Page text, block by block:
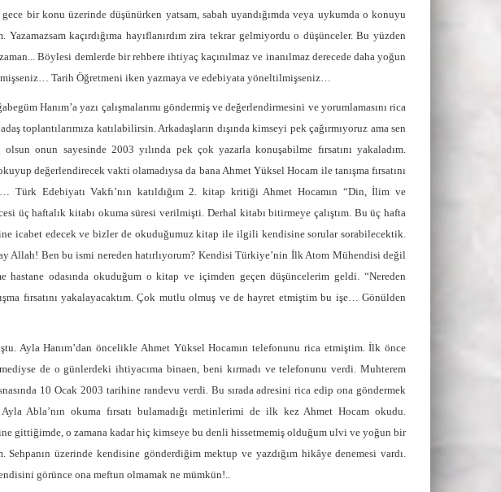
bir konu üzerinde düşünürken yatsam, sabah uyandığımda veya uykumda o konuyu
kaçırdığıma hayıflanırdım zira tekrar gelmiyordu o düşünceler. Bu yüzden
Böylesi demlerde bir rehbere ihtiyaç kaçınılmaz ve inanılmaz derecede daha yoğun
Tarih Öğretmeni iken yazmaya ve edebiyata yöneltilmişseniz…
Hanım’a yazı çalışmalarımı göndermiş ve değerlendirmesini ve yorumlamasını rica
toplantılarımıza katılabilirsin. Arkadaşların dışında kimseyi pek çağırmıyoruz ama sen
onun sayesinde 2003 yılında pek çok yazarla konuşabilme fırsatını yakaladım.
değerlendirecek vakti olamadıysa da bana Ahmet Yüksel Hocam ile tanışma fırsatını
Türk Edebiyatı Vakfı’nın katıldığım 2. kitap kritiği Ahmet Hocamın “Din, İlim ve
üç haftalık kitabı okuma süresi verilmişti. Derhal kitabı bitirmeye çalıştım. Bu üç hafta
icabet edecek ve bizler de okuduğumuz kitap ile ilgili kendisine sorular sorabilecektik.
Allah! Ben bu ismi nereden hatırlıyorum? Kendisi Türkiye’nin İlk Atom Mühendisi değil
odasında okuduğum o kitap ve içimden geçen düşüncelerim geldi. “Nereden
fırsatını yakalayacaktım. Çok mutlu olmuş ve de hayret etmiştim bu işe… Gönülden
Ayla Hanım’dan öncelikle Ahmet Yüksel Hocamın telefonunu rica etmiştim. İlk önce
de o günlerdeki ihtiyacıma binaen, beni kırmadı ve telefonunu verdi. Muhterem
10 Ocak 2003 tarihine randevu verdi. Bu sırada adresini rica edip ona göndermek
Abla’nın okuma fırsatı bulamadığı metinlerimi de ilk kez Ahmet Hocam okudu.
gittiğimde, o zamana kadar hiç kimseye bu denli hissetmemiş olduğum ulvi ve yoğun bir
üzerinde kendisine gönderdiğim mektup ve yazdığım hikâye denemesi vardı.
görünce ona meftun olmamak ne mümkün!..